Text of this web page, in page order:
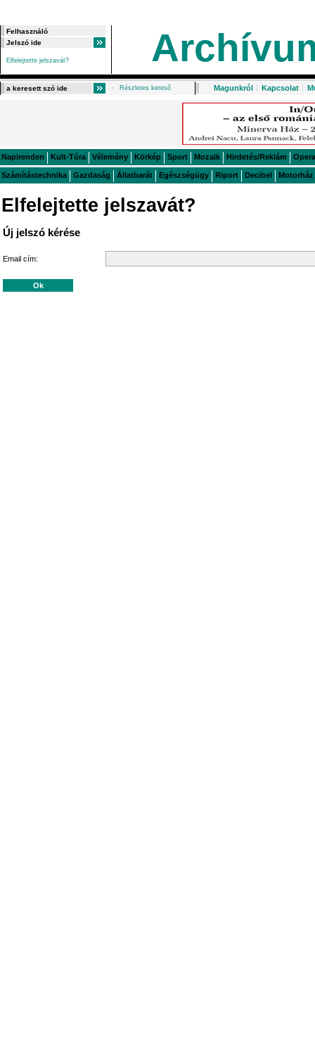
Elfelejtette jelszavát?
Részletes kereső Magunkról | Kapcsolat |
Napirenden Kult-Túra Vélemény Körkép Sport Mozaik Hirdetés/Reklám Opera
Számítástechnika Gazdaság Állatbarát Egészségügy Riport Decibel Motorház
Elfelejtette jelszavát?
Új jelszó kérése
Email cím: